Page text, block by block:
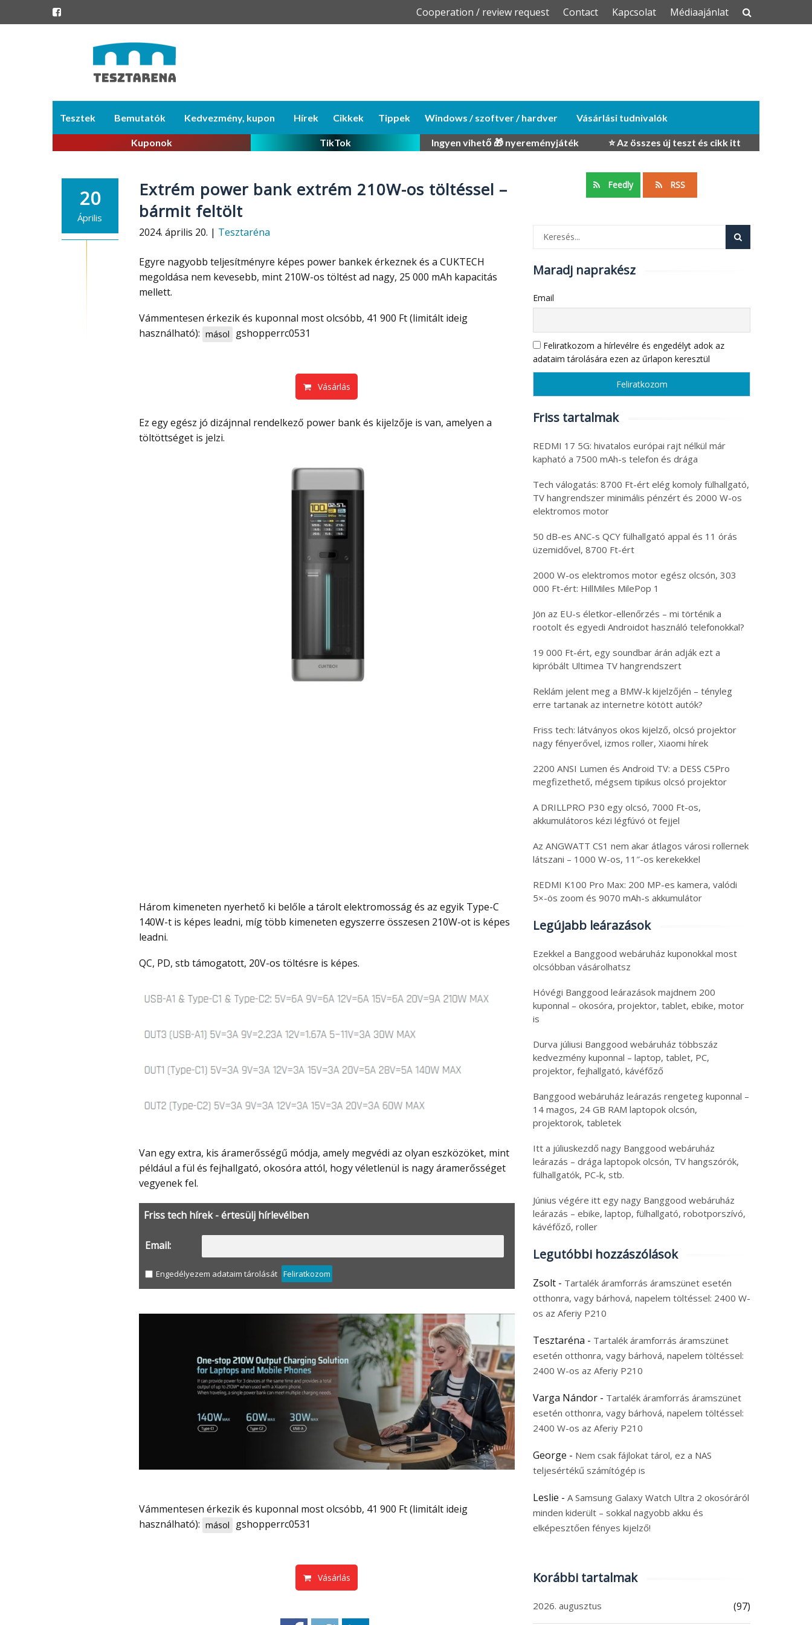
Skip
Cooperation / review request Contact Kapcsolat Médiaajánlat
content
Tesztek Bemutatók Kedvezmény, kupon Hírek Cikkek Tippek Windows / szoftver / hardver Vásárlási tudnivalók
Kuponok TikTok Ingyen vihető 🎁 nyereményjáték ⭐ Az összes új teszt és cikk itt
20
Április
Extrém power bank extrém 210W-os töltéssel –
bármit feltölt
2024. április 20. | Tesztaréna
Egyre nagyobb teljesítményre képes power bankek érkeznek és a CUKTECH
megoldása nem kevesebb, mint 210W-os töltést ad nagy, 25 000 mAh kapacitás
mellett.
Vámmentesen érkezik és kuponnal most olcsóbb, 41 900 Ft (limitált ideig
használható): másol gshopperrc0531
Vásárlás
Ez egy egész jó dizájnnal rendelkező power bank és kijelzője is van, amelyen a
töltöttséget is jelzi.
Három kimeneten nyerhető ki belőle a tárolt elektromosság és az egyik Type-C
140W-t is képes leadni, míg több kimeneten egyszerre összesen 210W-ot is képes
leadni.
QC, PD, stb támogatott, 20V-os töltésre is képes.
Van egy extra, kis áramerősségű módja, amely megvédi az olyan eszközöket, mint
például a fül és fejhallgató, okosóra attól, hogy véletlenül is nagy áramerősséget
vegyenek fel.
Friss tech hírek - értesülj hírlevélben
Email:
Engedélyezem adataim tárolását Feliratkozom
Vámmentesen érkezik és kuponnal most olcsóbb, 41 900 Ft (limitált ideig
használható): másol gshopperrc0531
Vásárlás
Feedly RSS
Maradj naprakész
Email
Feliratkozom a hírlevélre és engedélyt adok az
adataim tárolására ezen az űrlapon keresztül
Friss tartalmak
REDMI 17 5G: hivatalos európai rajt nélkül már
kapható a 7500 mAh-s telefon és drága
Tech válogatás: 8700 Ft-ért elég komoly fülhallgató,
TV hangrendszer minimális pénzért és 2000 W-os
elektromos motor
50 dB-es ANC-s QCY fülhallgató appal és 11 órás
üzemidővel, 8700 Ft-ért
2000 W-os elektromos motor egész olcsón, 303
000 Ft-ért: HillMiles MilePop 1
Jön az EU-s életkor-ellenőrzés – mi történik a
rootolt és egyedi Androidot használó telefonokkal?
19 000 Ft-ért, egy soundbar árán adják ezt a
kipróbált Ultimea TV hangrendszert
Reklám jelent meg a BMW-k kijelzőjén – tényleg
erre tartanak az internetre kötött autók?
Friss tech: látványos okos kijelző, olcsó projektor
nagy fényerővel, izmos roller, Xiaomi hírek
2200 ANSI Lumen és Android TV: a DESS C5Pro
megfizethető, mégsem tipikus olcsó projektor
A DRILLPRO P30 egy olcsó, 7000 Ft-os,
akkumulátoros kézi légfúvó öt fejjel
Az ANGWATT CS1 nem akar átlagos városi rollernek
látszani – 1000 W-os, 11″-os kerekekkel
REDMI K100 Pro Max: 200 MP-es kamera, valódi
5×-ös zoom és 9070 mAh-s akkumulátor
Legújabb leárazások
Ezekkel a Banggood webáruház kuponokkal most
olcsóbban vásárolhatsz
Hóvégi Banggood leárazások majdnem 200
kuponnal – okosóra, projektor, tablet, ebike, motor
is
Durva júliusi Banggood webáruház többszáz
kedvezmény kuponnal – laptop, tablet, PC,
projektor, fejhallgató, kávéfőző
Banggood webáruház leárazás rengeteg kuponnal –
14 magos, 24 GB RAM laptopok olcsón,
projektorok, tabletek
Itt a júliuskezdő nagy Banggood webáruház
leárazás – drága laptopok olcsón, TV hangszórók,
fülhallgatók, PC-k, stb.
Június végére itt egy nagy Banggood webáruház
leárazás – ebike, laptop, fülhallgató, robotporszívó,
kávéfőző, roller
Legutóbbi hozzászólások
Zsolt - Tartalék áramforrás áramszünet esetén
otthonra, vagy bárhová, napelem töltéssel: 2400 W-
os az Aferiy P210
Tesztaréna - Tartalék áramforrás áramszünet
esetén otthonra, vagy bárhová, napelem töltéssel:
2400 W-os az Aferiy P210
Varga Nándor - Tartalék áramforrás áramszünet
esetén otthonra, vagy bárhová, napelem töltéssel:
2400 W-os az Aferiy P210
George - Nem csak fájlokat tárol, ez a NAS
teljesértékű számítógép is
Leslie - A Samsung Galaxy Watch Ultra 2 okosóráról
minden kiderült – sokkal nagyobb akku és
elképesztően fényes kijelző!
Korábbi tartalmak
2026. augusztus (97)